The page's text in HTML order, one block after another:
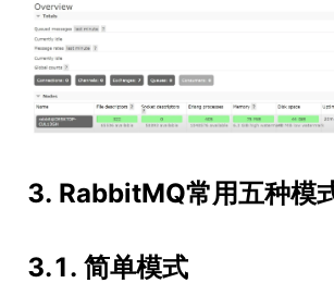
3. RabbitMQ常用五种模
3.1. 简单模式